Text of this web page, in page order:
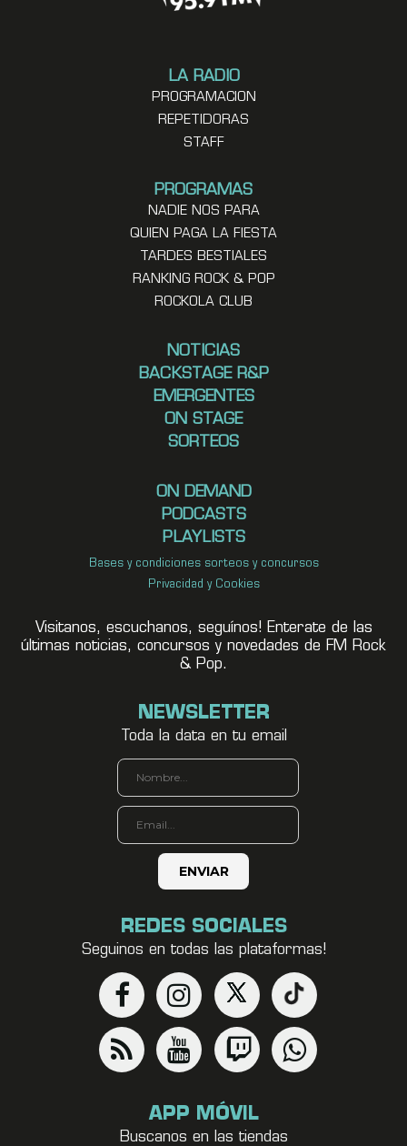
LA RADIO
PROGRAMACION
REPETIDORAS
STAFF
PROGRAMAS
NADIE NOS PARA
QUIEN PAGA LA FIESTA
TARDES BESTIALES
RANKING ROCK & POP
ROCKOLA CLUB
NOTICIAS
BACKSTAGE R&P
EMERGENTES
ON STAGE
SORTEOS
ON DEMAND
PODCASTS
PLAYLISTS
Bases y condiciones sorteos y concursos
Privacidad y Cookies
Visitanos, escuchanos, seguínos! Enterate de las
últimas noticias, concursos y novedades de FM Rock
& Pop.
NEWSLETTER
Toda la data en tu email
REDES SOCIALES
Seguinos en todas las plataformas!
APP MÓVIL
Buscanos en las tiendas